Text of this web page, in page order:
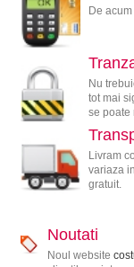
De
Nu
tot mai
se poate
Livram
variaza
gratuit.
Noutati
Noul website